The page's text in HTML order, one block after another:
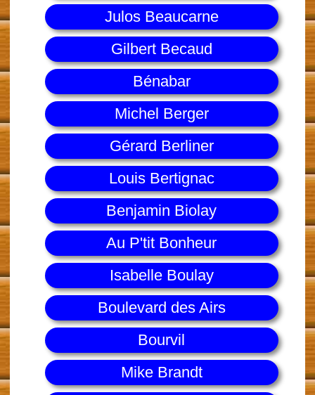
Julos Beaucarne
Gilbert Becaud
Bénabar
Michel Berger
Gérard Berliner
Louis Bertignac
Benjamin Biolay
Au P'tit Bonheur
Isabelle Boulay
Boulevard des Airs
Bourvil
Mike Brandt